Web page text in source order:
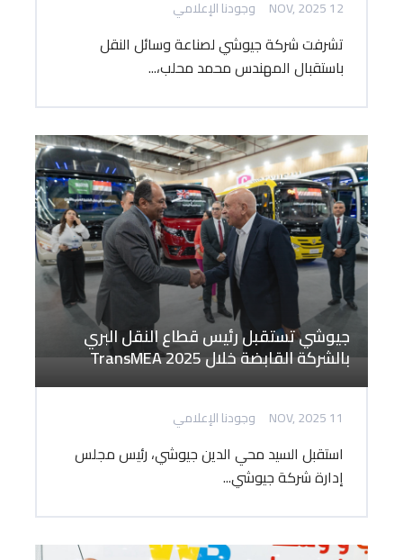
12 NOV, 2025 وجودنا الإعلامي
تشرفت شركة جيوشي لصناعة وسائل النقل
باستقبال المهندس محمد محلب،...
جيوشي تستقبل رئيس قطاع النقل البري
بالشركة القابضة خلال TransMEA 2025
11 NOV, 2025 وجودنا الإعلامي
استقبل السيد محي الدين جيوشي، رئيس مجلس
إدارة شركة جيوشي...